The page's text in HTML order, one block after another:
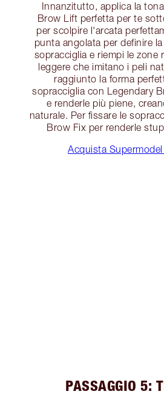
Innanzitutto, applica la
Brow Lift perfetta per te
per scolpire l'arcata
punta angolata per definire
sopracciglia e riempi le zone
leggere che imitano i peli
raggiunto la forma
sopracciglia con Legendary
e renderle più piene,
naturale. Per fissare le
Brow Fix per renderle
Acquista
PASSAGGIO 5: